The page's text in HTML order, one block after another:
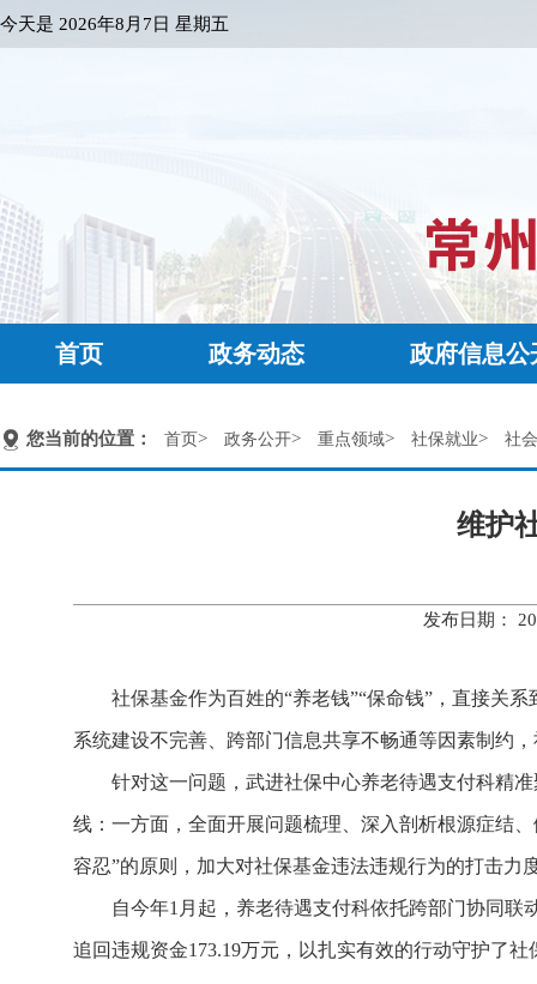
今天是 2026年8月7日 星期五
首页 政务动态 政府信息公
您当前的位置： 首页> 政务公开> 重点领域> 社保就业> 社
维护
发布日期：
社保基金作为百姓的“养老钱”“保命钱”，直接关
系统建设不完善、跨部门信息共享不畅通等因素制约
针对这一问题，武进社保中心养老待遇支付科精
线：一方面，全面开展问题梳理、深入剖析根源症结
容忍”的原则，加大对社保基金违法违规行为的打击力
自今年1月起，养老待遇支付科依托跨部门协同
追回违规资金173.19万元，以扎实有效的行动守护了